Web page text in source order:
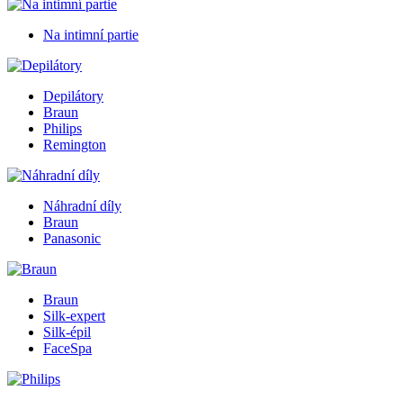
Na intimní partie
Depilátory
Braun
Philips
Remington
Náhradní díly
Braun
Panasonic
Braun
Silk-expert
Silk-épil
FaceSpa